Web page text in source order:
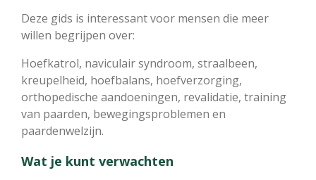
Deze gids is interessant voor mensen die meer
willen begrijpen over:
Hoefkatrol, naviculair syndroom, straalbeen,
kreupelheid, hoefbalans, hoefverzorging,
orthopedische aandoeningen, revalidatie, training
van paarden, bewegingsproblemen en
paardenwelzijn.
Wat je kunt verwachten